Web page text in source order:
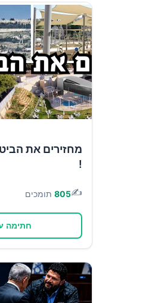
מחזירים את
!
✍️
805 תומכים
חתימה